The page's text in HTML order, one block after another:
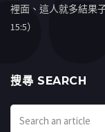
裡面、這人就多結果
15:5）
搜㝷 SEARCH